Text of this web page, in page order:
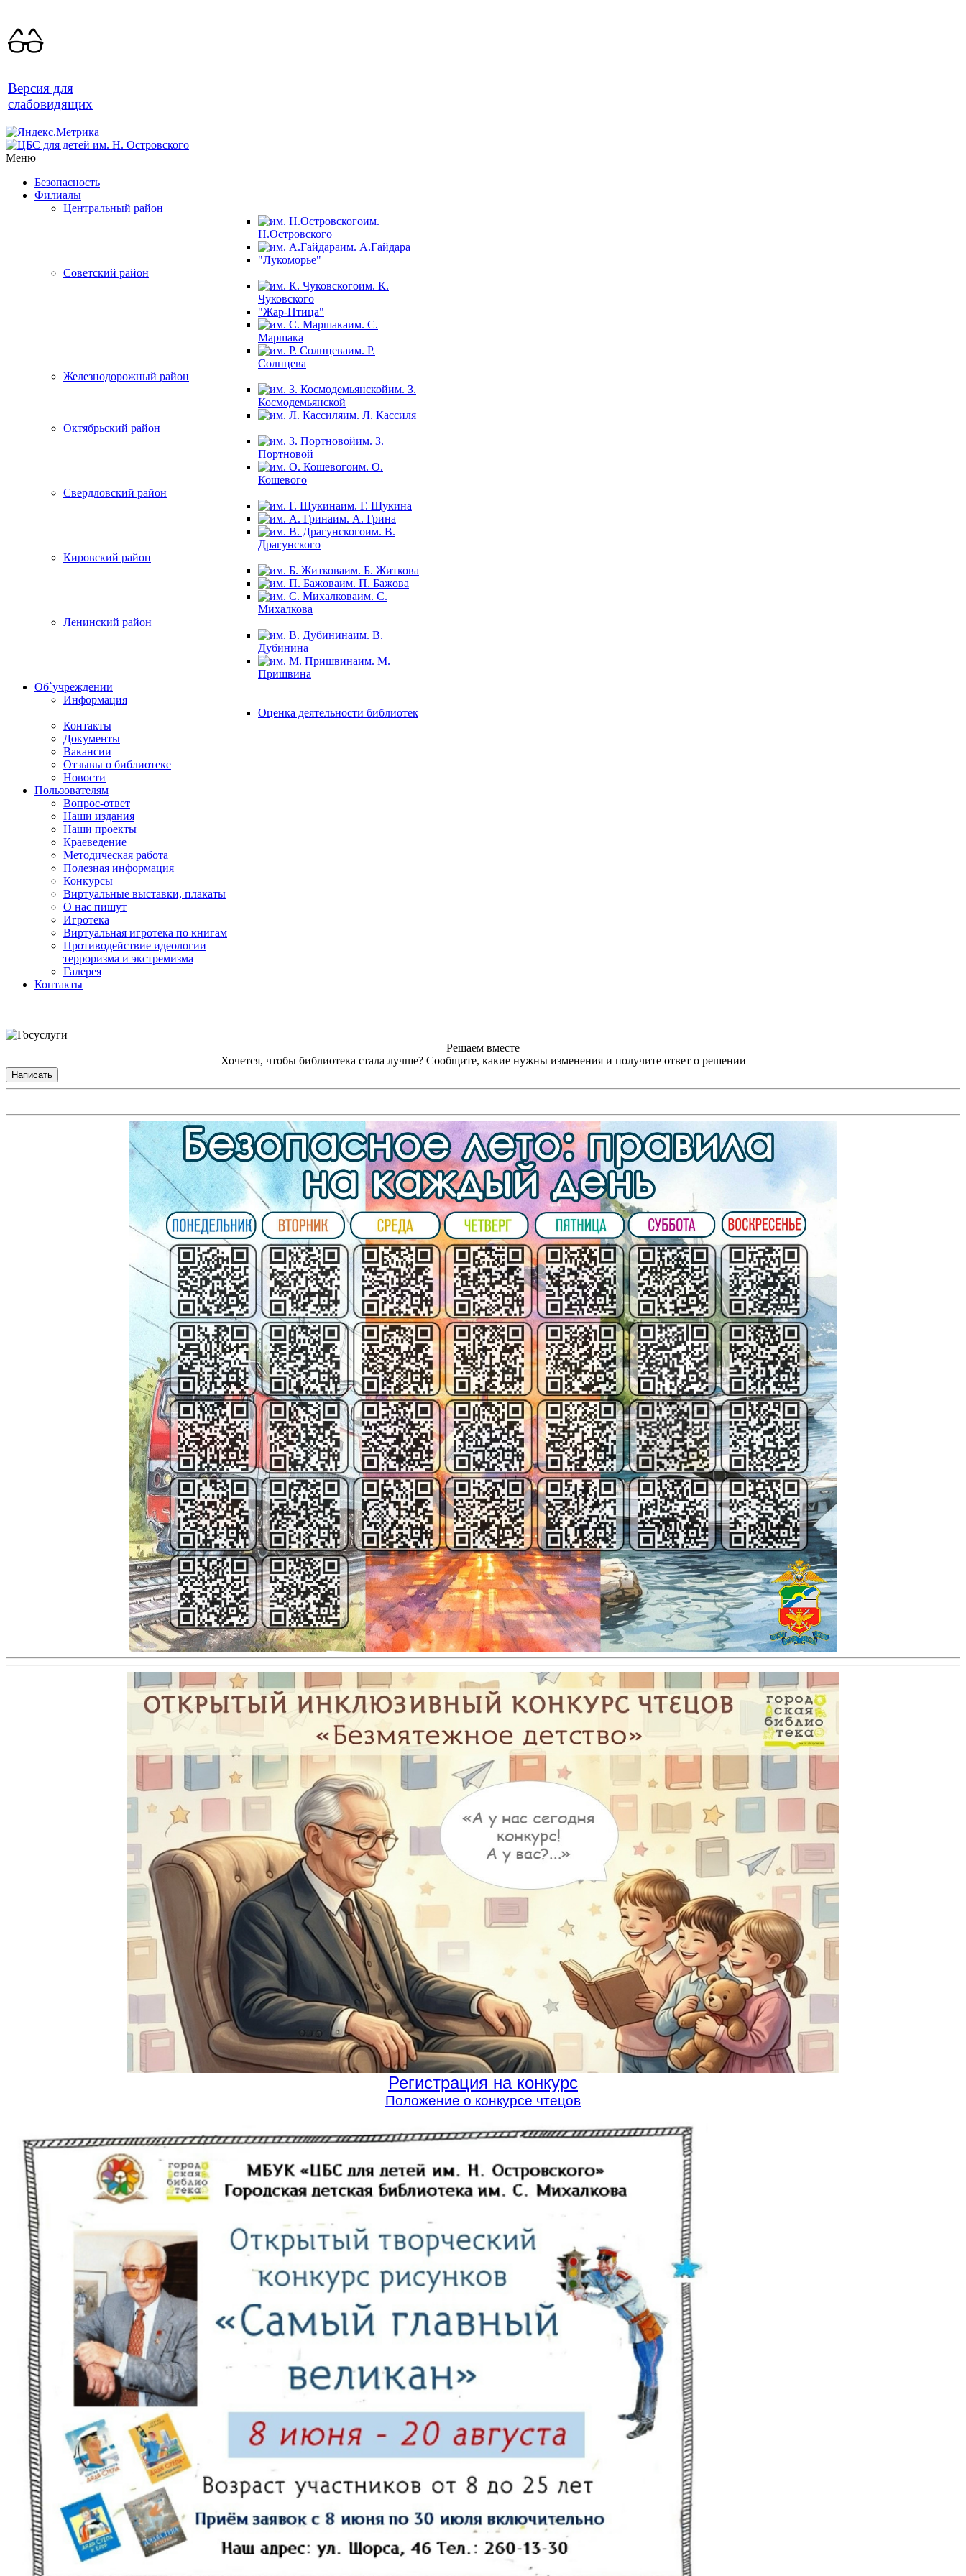
Версия для
слабовидящих
Меню
Безопасность
Филиалы
Центральный район
им.
Н.Островского
им. А.Гайдара
"Лукоморье"
Советский район
им. К.
Чуковского
"Жар-Птица"
им. С.
Маршака
им. Р.
Солнцева
Железнодорожный район
им. З.
Космодемьянской
им. Л. Кассиля
Октябрьский район
им. З.
Портновой
им. О.
Кошевого
Свердловский район
им. Г. Щукина
им. А. Грина
им. В.
Драгунского
Кировский район
им. Б. Житкова
им. П. Бажова
им. С.
Михалкова
Ленинский район
им. В.
Дубинина
им. М.
Пришвина
Об`учреждении
Информация
Оценка деятельности библиотек
Контакты
Документы
Вакансии
Отзывы о библиотеке
Новости
Пользователям
Вопрос-ответ
Наши издания
Наши проекты
Краеведение
Методическая работа
Полезная информация
Конкурсы
Виртуальные выставки, плакаты
О нас пишут
Игротека
Виртуальная игротека по книгам
Противодействие идеологии
терроризма и экстремизма
Галерея
Контакты
Решаем вместе
Хочется, чтобы библиотека стала лучше? Сообщите, какие нужны изменения и получите ответ о решении
Написать
Регистрация на конкурс
Положение о конкурсе чтецов